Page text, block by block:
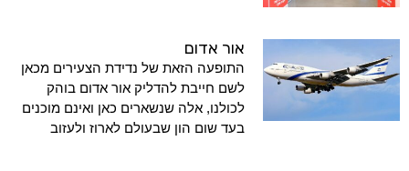
אור אדום
התופעה הזאת של נדידת הצעירים מכאן
לשם חייבת להדליק אור אדום בוהק
לכולנו, אלה שנשארים כאן ואינם מוכנים
בעד שום הון שבעולם לארוז ולעזוב